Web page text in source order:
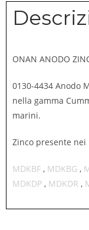
ONAN ANODO
0130-4434 Anodo
nella gamma
marini.
Zinco presente nei
MDKBF , MDKBG ,
MDKDP , MDKDR ,